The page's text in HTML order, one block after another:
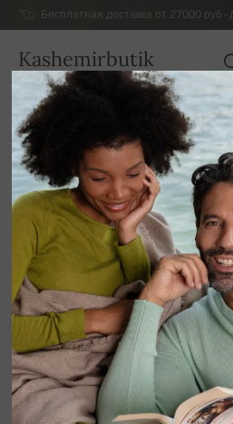
Бесплатная доставка от 27000 руб
Kashemirbutik
РОССИЯ
Главная
Шикарный кашемировый
Мужской кашемировый трикотаж "Duvet"